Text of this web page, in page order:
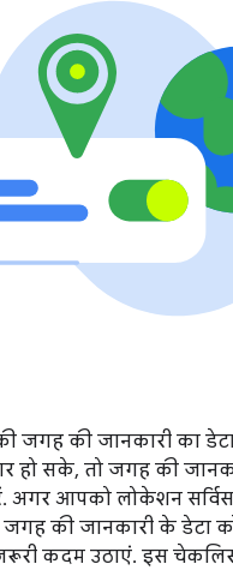
जगह की जानकारी का
हो सके, तो जगह की
अगर आपको लोकेशन
जगह की जानकारी के डेटा
कदम उठाएं. इस